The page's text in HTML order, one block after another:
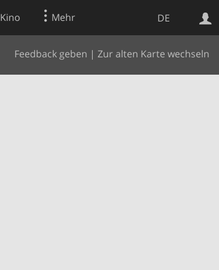
DE
Kino Mehr
Feedback geben | Zur alten Karte wechseln
Websuche